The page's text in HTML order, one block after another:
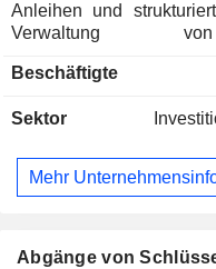
Anleihen und strukturierten
Verwaltung von
Kapitalversicherungen usw.; - Immobilien-
Vermögenswerte in
Beschäftigte
Sektor
Mehr
Abgänge von